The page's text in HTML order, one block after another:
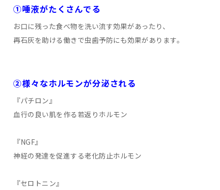
①唾液がたくさんでる
お口に残った食べ物を洗い流す効果があったり、
再石灰を助ける働きで虫歯予防にも効果があります。
②様々なホルモンが分泌される
『パチロン』
血行の良い肌を作る若返りホルモン
『NGF』
神経の発達を促進する老化防止ホルモン
『セロトニン』